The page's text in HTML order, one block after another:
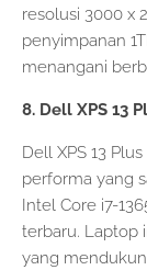
resolusi 3000 x
penyimpanan
menangani
8. Dell XPS 13
Dell XPS 13
performa yang
Intel Core i7-
terbaru. Laptop
yang